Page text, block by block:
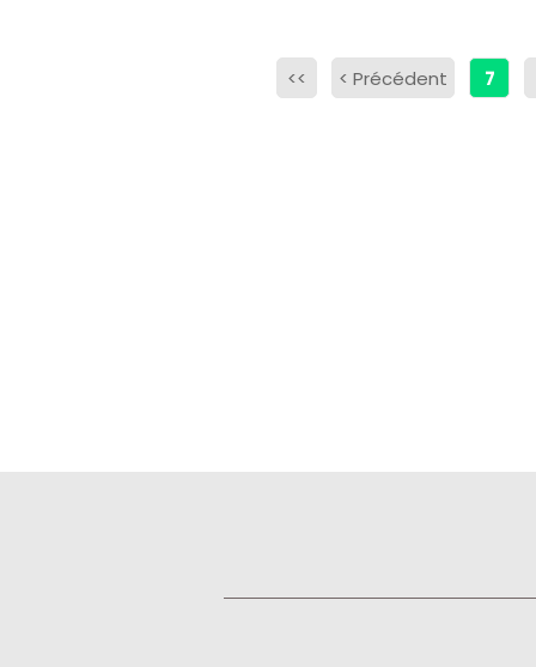
<< <Précédent 7